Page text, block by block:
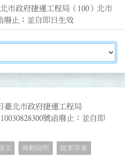
市政府捷運工程局（100）北市
廢止；並自即日生效
臺北市政府捷運工程局
號函廢止；並自即
文 異動說明 提案草案